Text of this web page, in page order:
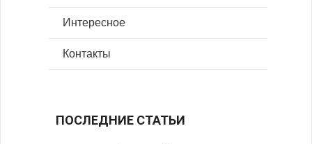
Интересное
Контакты
ПОСЛЕДНИЕ СТАТЬИ